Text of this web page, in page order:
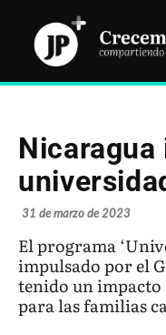
31 de marzo de 2023
El programa
impulsado por el
tenido un impacto
para las familias